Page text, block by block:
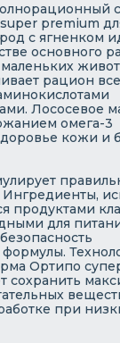
super premium
с ягненком
основного
рацион
Лососевое
омега-3
кожи и
продуктами
для
формулы.
Ортипо
сохранить
при